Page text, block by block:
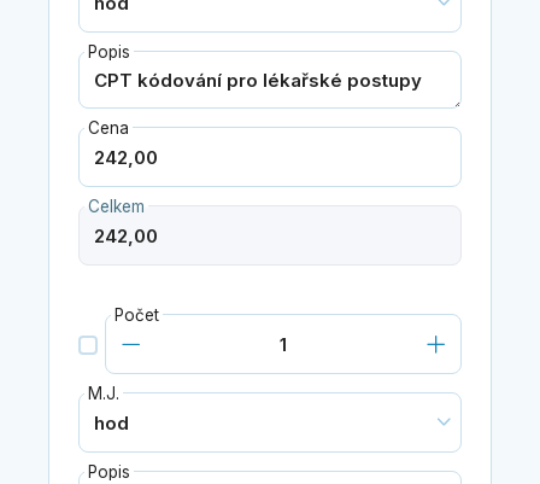
Popis
Cena
Celkem
Počet
M.J.
Popis